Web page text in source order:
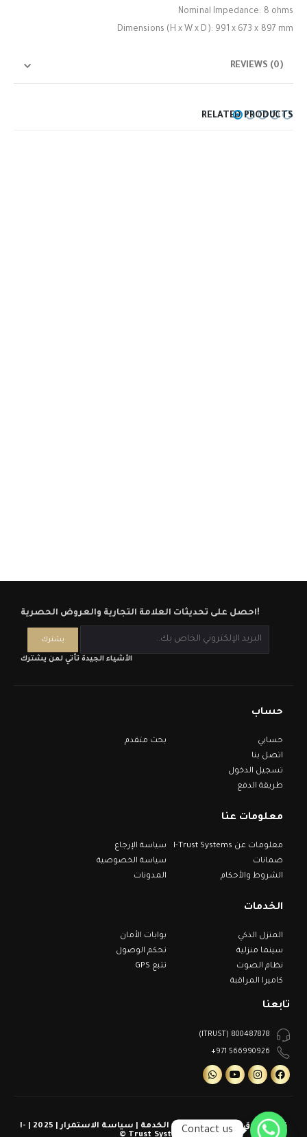
Nominal Impedance: 8 ohms
Dimensions (H x W x D): 991 x 673 x 897 mm
REVIEWS (0)
RELATED PRODUCTS
احصل على تحديثات العلامة التجارية والعروض الحصرية!
الأشياء الجيدة تأتي لمن يشترك
حساب
حسابي
اتصل بنا
تسجيل الدخول
طريقة الدفع
بحث متقدم
معلومات عنا
معلومات عن I-Trust Systems
ضمانات
الشروط والأحكام
سياسة الإرجاع
سياسة الخصوصية
المدونات
الخدمات
المنزل الذكي
سينما منزلية
نظام الصوت
كاميرا المراقبة
بوابات الأمان
تحكم الوصول
تتبع GPS
تابعنا
800487878 (ITRUST)
566990926 971+
كل الحقوق محفوظة | شروط الخدمة | سياسة الاستمرار | 2025 | I-
Contact us